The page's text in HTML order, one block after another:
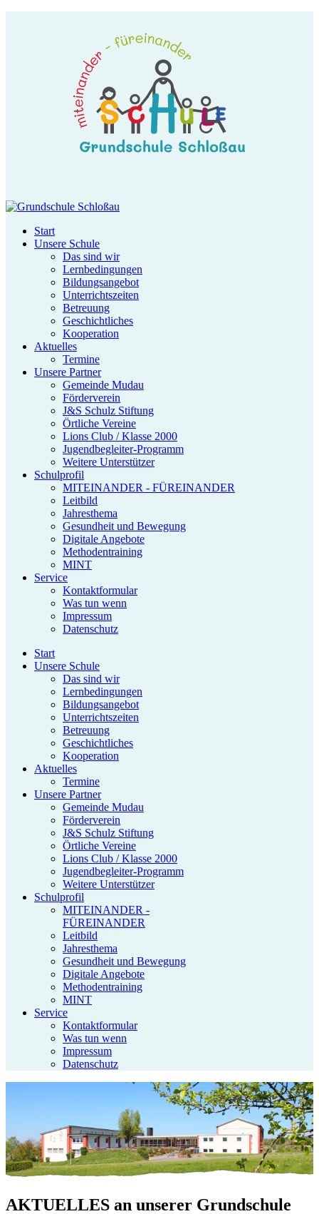
Start
Unsere Schule
Das sind wir
Lernbedingungen
Bildungsangebot
Unterrichtszeiten
Betreuung
Geschichtliches
Kooperation
Aktuelles
Termine
Unsere Partner
Gemeinde Mudau
Förderverein
J&S Schulz Stiftung
Örtliche Vereine
Lions Club / Klasse 2000
Jugendbegleiter-Programm
Weitere Unterstützer
Schulprofil
MITEINANDER - FÜREINANDER
Leitbild
Jahresthema
Gesundheit und Bewegung
Digitale Angebote
Methodentraining
MINT
Service
Kontaktformular
Was tun wenn
Impressum
Datenschutz
Start
Unsere Schule
Das sind wir
Lernbedingungen
Bildungsangebot
Unterrichtszeiten
Betreuung
Geschichtliches
Kooperation
Aktuelles
Termine
Unsere Partner
Gemeinde Mudau
Förderverein
J&S Schulz Stiftung
Örtliche Vereine
Lions Club / Klasse 2000
Jugendbegleiter-Programm
Weitere Unterstützer
Schulprofil
MITEINANDER -
FÜREINANDER
Leitbild
Jahresthema
Gesundheit und Bewegung
Digitale Angebote
Methodentraining
MINT
Service
Kontaktformular
Was tun wenn
Impressum
Datenschutz
AKTUELLES an unserer Grundschule